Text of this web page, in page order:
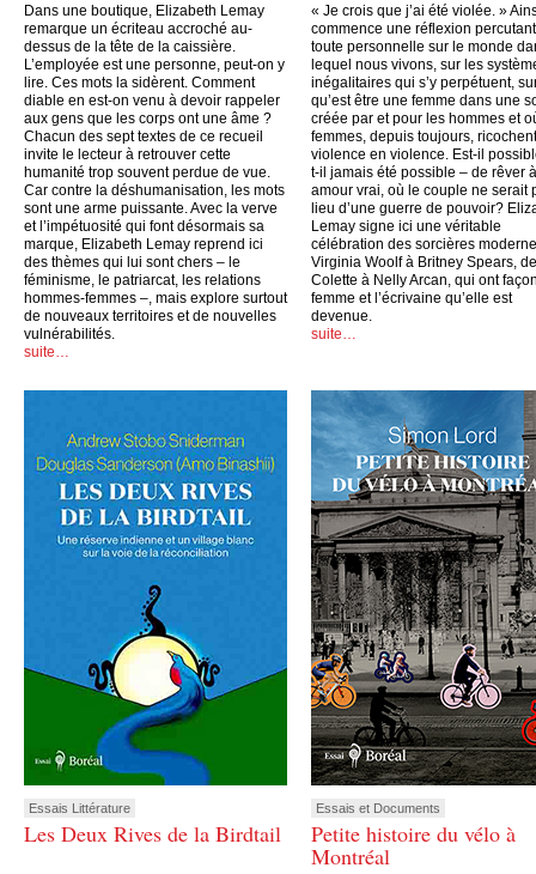
Dans une boutique, Elizabeth Lemay
remarque un écriteau accroché au-
dessus de la tête de la caissière.
L’employée est une personne, peut-on y
lire. Ces mots la sidèrent. Comment
diable en est-on venu à devoir rappeler
aux gens que les corps ont une âme ?
Chacun des sept textes de ce recueil
invite le lecteur à retrouver cette
humanité trop souvent perdue de vue.
Car contre la déshumanisation, les mots
sont une arme puissante. Avec la verve
et l’impétuosité qui font désormais sa
marque, Elizabeth Lemay reprend ici
des thèmes qui lui sont chers – le
féminisme, le patriarcat, les relations
hommes-femmes –, mais explore surtout
de nouveaux territoires et de nouvelles
vulnérabilités.
suite…
« Je crois que j’ai été violée. »
commence une réflexion
toute personnelle sur le monde
lequel nous vivons, sur les
inégalitaires qui s’y perpétuent,
qu’est être une femme dans une
créée par et pour les hommes et
femmes, depuis toujours,
violence en violence. Est-il
t-il jamais été possible – de rêver
amour vrai, où le couple ne serait
lieu d’une guerre de pouvoir?
Lemay signe ici une véritable
célébration des sorcières
Virginia Woolf à Britney Spears, de
Colette à Nelly Arcan, qui ont
femme et l’écrivaine qu’elle est
devenue.
suite…
Essais Littérature
Les Deux Rives de la Birdtail
Essais et Documents
Petite histoire du vélo à
Montréal